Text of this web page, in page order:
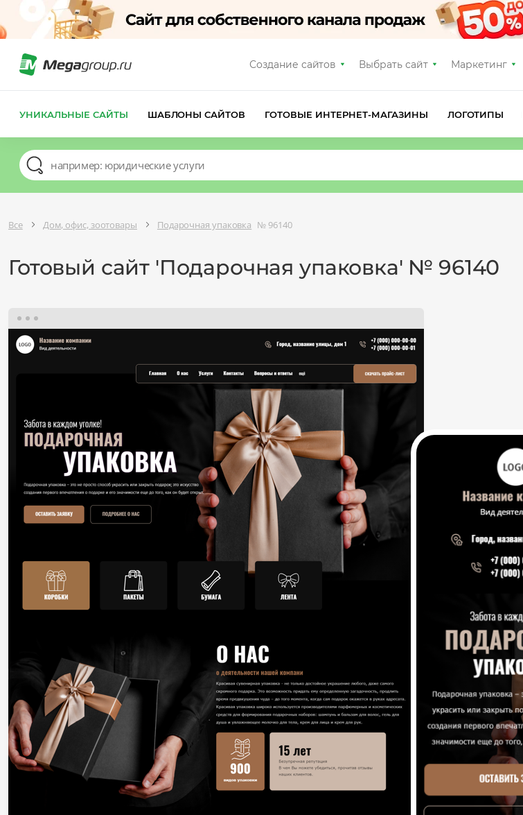
Создание сайтов Выбрать сайт Маркетинг
УНИКАЛЬНЫЕ САЙТЫ ШАБЛОНЫ САЙТОВ ГОТОВЫЕ ИНТЕРНЕТ-МАГАЗИНЫ ЛОГОТИПЫ
Все Дом, офис, зоотовары Подарочная упаковка № 96140
Готовый сайт 'Подарочная упаковка' № 96140